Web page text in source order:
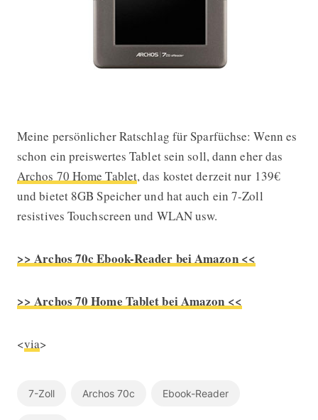
Meine persönlicher Ratschlag für Sparfüchse: Wenn es
schon ein preiswertes Tablet sein soll, dann eher das
Archos 70 Home Tablet, das kostet derzeit nur 139€
und bietet 8GB Speicher und hat auch ein 7-Zoll
resistives Touchscreen und WLAN usw.
>> Archos 70c Ebook-Reader bei Amazon <<
>> Archos 70 Home Tablet bei Amazon <<
<via>
7-Zoll Archos 70c Ebook-Reader